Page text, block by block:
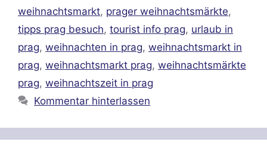
weihnachtsmarkt, prager weihnachtsmärkte,
tipps prag besuch, tourist info prag, urlaub in
prag, weihnachten in prag, weihnachtsmarkt in
prag, weihnachtsmarkt prag, weihnachtsmärkte
prag, weihnachtszeit in prag
Kommentar hinterlassen